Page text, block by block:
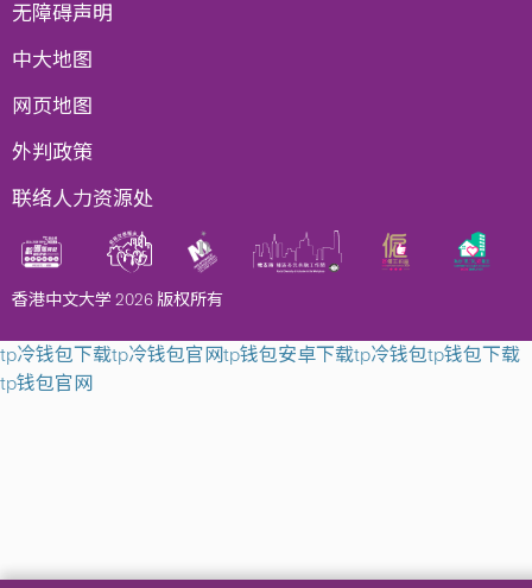
无障碍声明
中大地图
网页地图
外判政策
联络人力资源处
香港中文大学 2026 版权所有
tp冷钱包下载tp冷钱包官网tp钱包安卓下载tp冷钱包tp钱包下载
tp钱包官网